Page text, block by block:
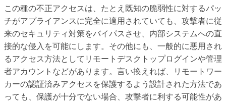
この種の不正アクセスは、たとえ既知の脆弱性に対するパッ
チがアプライアンスに完全に適用されていても、攻撃者に従
来のセキュリティ対策をバイパスさせ、内部システムへの直
接的な侵入を可能にします。その他にも、一般的に悪用され
るアクセス方法としてリモートデスクトップログインや管理
者アカウントなどがあります。言い換えれば、リモートワー
カーの認証済みアクセスを保護するよう設計された方法であ
っても、保護が十分でない場合、攻撃者に利する可能性があ